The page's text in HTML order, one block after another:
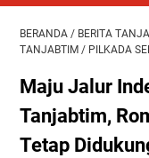
BERANDA / BERITA
TANJABTIM / PILKADA
Maju Jalur
Tanjabtim,
Tetap